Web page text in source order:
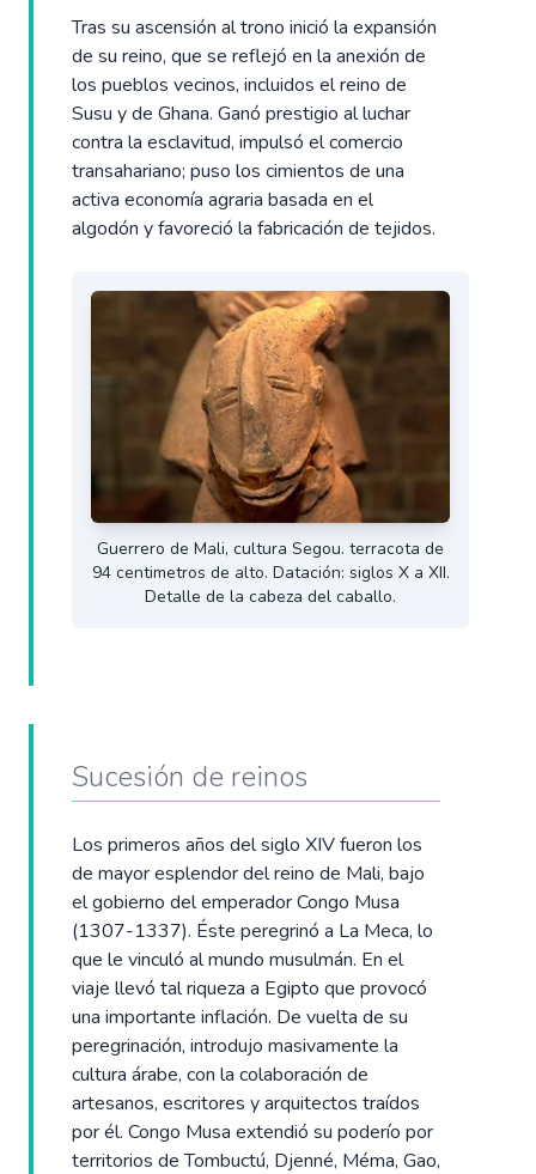
Tras su ascensión al trono inició la expansión
de su reino, que se reflejó en la anexión de
los pueblos vecinos, incluidos el reino de
Susu y de Ghana. Ganó prestigio al luchar
contra la esclavitud, impulsó el comercio
transahariano; puso los cimientos de una
activa economía agraria basada en el
algodón y favoreció la fabricación de tejidos.
Guerrero de Mali, cultura Segou. terracota de
94 centimetros de alto. Datación: siglos X a XII.
Detalle de la cabeza del caballo.
Sucesión de reinos
Los primeros años del siglo XIV fueron los
de mayor esplendor del reino de Mali, bajo
el gobierno del emperador Congo Musa
(1307-1337). Éste peregrinó a La Meca, lo
que le vinculó al mundo musulmán. En el
viaje llevó tal riqueza a Egipto que provocó
una importante inflación. De vuelta de su
peregrinación, introdujo masivamente la
cultura árabe, con la colaboración de
artesanos, escritores y arquitectos traídos
por él. Congo Musa extendió su poderío por
territorios de Tombuctú, Djenné, Méma, Gao,